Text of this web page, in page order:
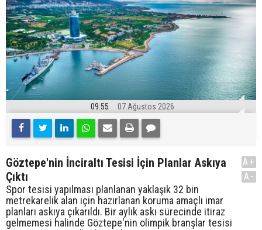
09:55 07 Ağustos 2026
Göztepe'nin İnciraltı Tesisi İçin Planlar Askıya
Çıktı
Spor tesisi yapılması planlanan yaklaşık 32 bin
metrekarelik alan için hazırlanan koruma amaçlı imar
planları askıya çıkarıldı. Bir aylık askı sürecinde itiraz
gelmemesi halinde Göztepe'nin olimpik branşlar tesisi
A+
A-